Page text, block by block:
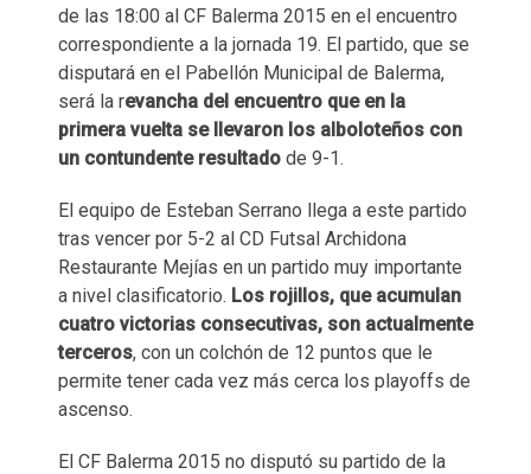
de las 18:00 al CF Balerma 2015 en el encuentro
correspondiente a la jornada 19. El partido, que se
disputará en el Pabellón Municipal de Balerma,
será la revancha del encuentro que en la
primera vuelta se llevaron los alboloteños con
un contundente resultado de 9-1.
El equipo de Esteban Serrano llega a este partido
tras vencer por 5-2 al CD Futsal Archidona
Restaurante Mejías en un partido muy importante
a nivel clasificatorio. Los rojillos, que acumulan
cuatro victorias consecutivas, son actualmente
terceros, con un colchón de 12 puntos que le
permite tener cada vez más cerca los playoffs de
ascenso.
El CF Balerma 2015 no disputó su partido de la